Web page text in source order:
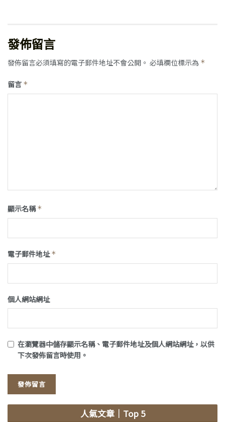
發佈留言
發佈留言必須填寫的電子郵件地址不會公開。 必填欄位標示為 *
留言 *
顯示名稱*
電子郵件地址*
個人網站網址
在瀏覽器中儲存顯示名稱、電子郵件地址及個人網站網址，以供
下次發佈留言時使用。
人氣文章｜Top 5